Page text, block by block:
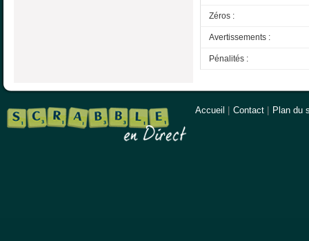
Zéros :
Avertissements :
Pénalités :
Accueil Contact Plan du